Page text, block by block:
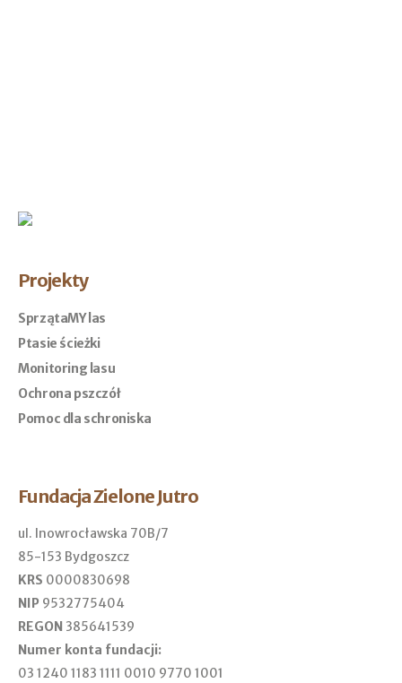
Projekty
SprzątaMY las
Ptasie ścieżki
Monitoring lasu
Ochrona pszczół
Pomoc dla schroniska
Fundacja Zielone Jutro
ul. Inowrocławska 70B/7
85-153 Bydgoszcz
KRS 0000830698
NIP 9532775404
REGON 385641539
Numer konta fundacji:
03 1240 1183 1111 0010 9770 1001